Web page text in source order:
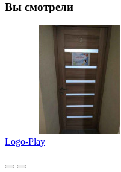
Вы смотрели
Logo-Play